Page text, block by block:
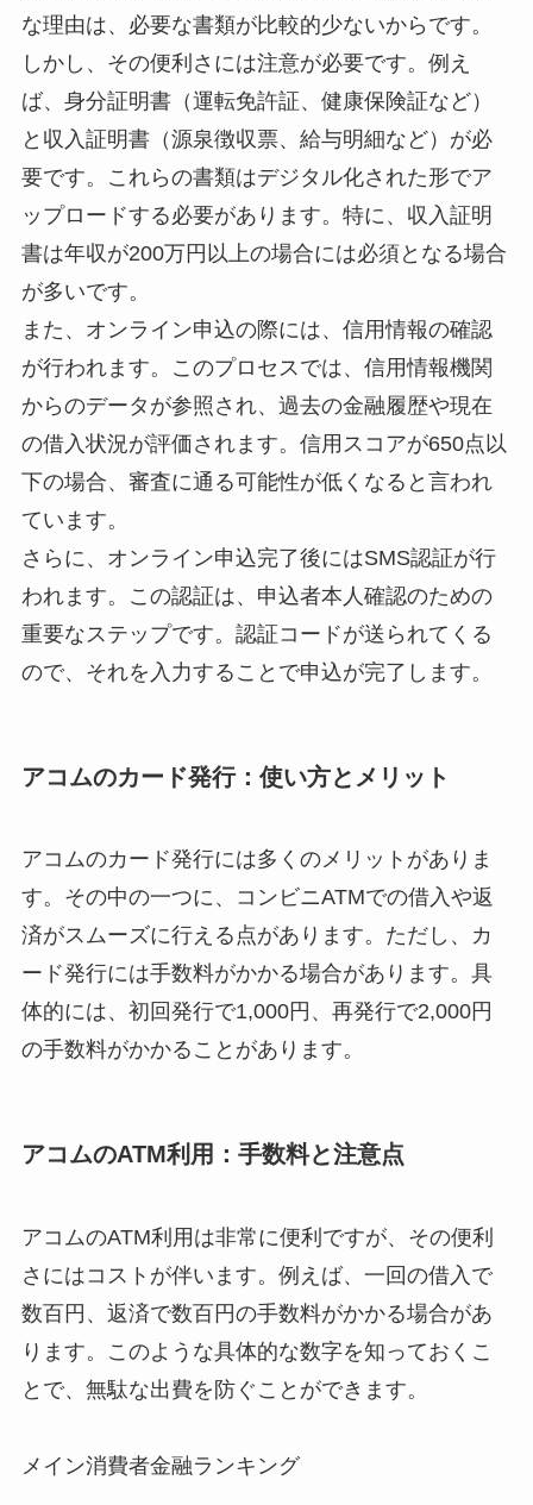
な理由は、必要な書類が比較的少ないからです。
しかし、その便利さには注意が必要です。例え
ば、身分証明書（運転免許証、健康保険証など）
と収入証明書（源泉徴収票、給与明細など）が必
要です。これらの書類はデジタル化された形でア
ップロードする必要があります。特に、収入証明
書は年収が200万円以上の場合には必須となる場合
が多いです。
また、オンライン申込の際には、信用情報の確認
が行われます。このプロセスでは、信用情報機関
からのデータが参照され、過去の金融履歴や現在
の借入状況が評価されます。信用スコアが650点以
下の場合、審査に通る可能性が低くなると言われ
ています。
さらに、オンライン申込完了後にはSMS認証が行
われます。この認証は、申込者本人確認のための
重要なステップです。認証コードが送られてくる
ので、それを入力することで申込が完了します。
アコムのカード発行：使い方とメリット
アコムのカード発行には多くのメリットがありま
す。その中の一つに、コンビニATMでの借入や返
済がスムーズに行える点があります。ただし、カ
ード発行には手数料がかかる場合があります。具
体的には、初回発行で1,000円、再発行で2,000円
の手数料がかかることがあります。
アコムのATM利用：手数料と注意点
アコムのATM利用は非常に便利ですが、その便利
さにはコストが伴います。例えば、一回の借入で
数百円、返済で数百円の手数料がかかる場合があ
ります。このような具体的な数字を知っておくこ
とで、無駄な出費を防ぐことができます。
メイン消費者金融ランキング